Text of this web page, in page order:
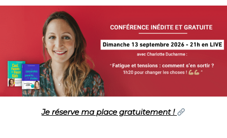
Je réserve ma place gratuitement !